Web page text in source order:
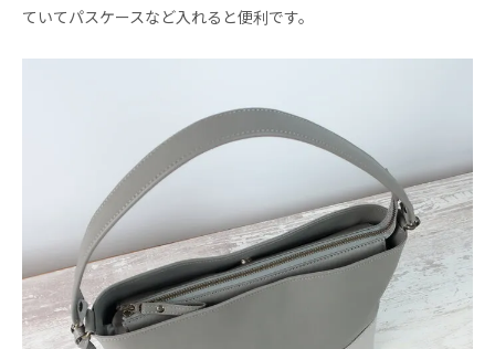
ていてパスケースなど入れると便利です。